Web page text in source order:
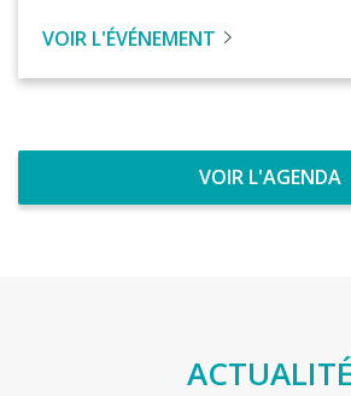
VOIR L'ÉVÉNEMENT
VOIR L'AGENDA
ACTUALITÉ